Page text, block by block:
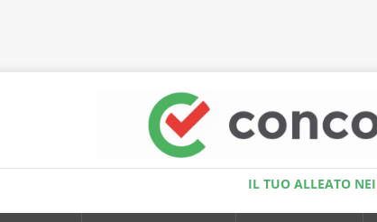
IL TUO ALLEATO